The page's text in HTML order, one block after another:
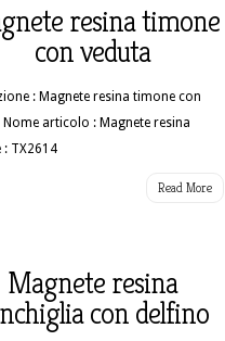
resina timone
con veduta
: Magnete resina timone con
Nome articolo : Magnete resina
: TX2614
Read More
Magnete resina
con delfino